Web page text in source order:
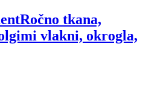
Ročno tkana,
vlakni, okrogla,